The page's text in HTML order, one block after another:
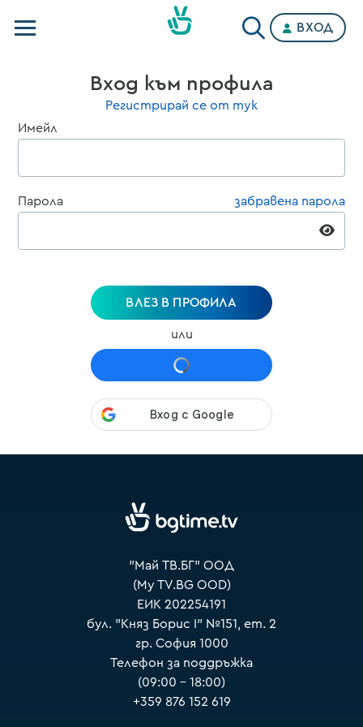
Категории
ВХОД
Вход към профила
Регистрирай се от тук
Имейл
Парола забравена парола
ВЛЕЗ В ПРОФИЛА
или
"Май ТВ.БГ" ООД
(My TV.BG OOD)
ЕИК 202254191
бул. "Княз Борис I" №151, ет. 2
гр. София 1000
Телефон за поддръжка
(09:00 – 18:00)
+359 876 152 619